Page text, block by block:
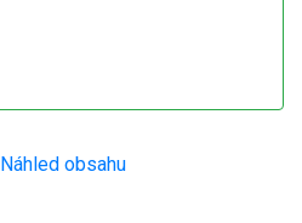
Náhled obsahu